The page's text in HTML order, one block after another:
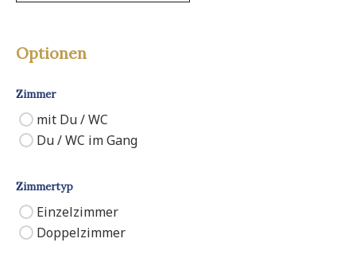
Optionen
Zimmer
mit Du / WC
Du / WC im Gang
Zimmertyp
Einzelzimmer
Doppelzimmer